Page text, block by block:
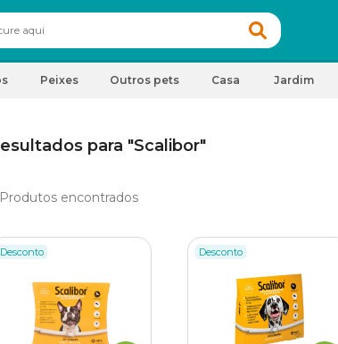
Peixes Outros pets Casa Jardim
para "Scalibor"
Produtos encontrados
Desconto Desconto